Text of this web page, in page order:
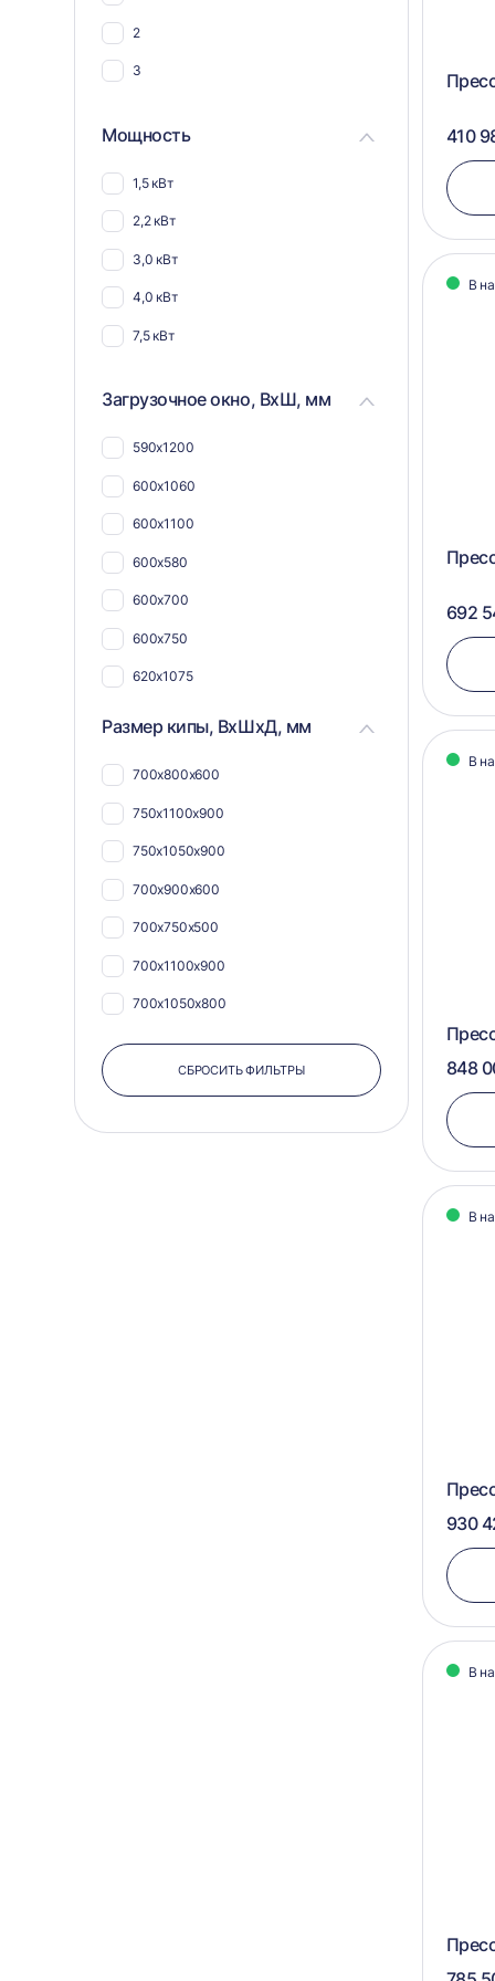
2
3
Мощность
1,5 кВт
2,2 кВт
3,0 кВт
4,0 кВт
7,5 кВт
Загрузочное окно, ВхШ, мм
590х1200
600х1060
600х1100
600х580
600х700
600х750
620х1075
485х750
500х1100
Размер кипы, ВхШхД, мм
700х800х600
750х1100х900
750х1050х900
700х900х600
700х750х500
700х1100х900
700х1050х800
600х750х600
500х750х550
СБРОСИТЬ ФИЛЬТРЫ
410
В
692
В
848
В
930
В